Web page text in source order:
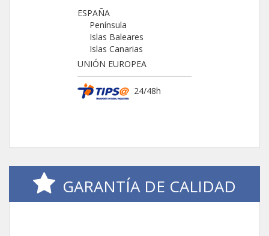
ESPAÑA
Península
Islas Baleares
Islas Canarias
UNIÓN EUROPEA
24/48h
GARANTÍA DE CALIDAD